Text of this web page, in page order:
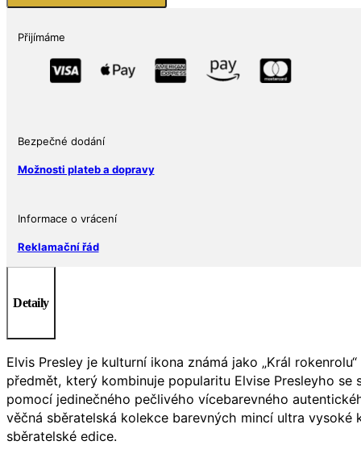
Spinout
Kennedy
množství
Přijímáme
Bezpečné dodání
Možnosti plateb a dopravy
Informace o vrácení
Reklamační řád
Detaily
Elvis Presley je kulturní ikona známá jako „Král
předmět, který kombinuje popularitu Elvise Presleyho
pomocí jedinečného pečlivého vícebarevného
věčná sběratelská kolekce barevných mincí ultra
sběratelské edice.